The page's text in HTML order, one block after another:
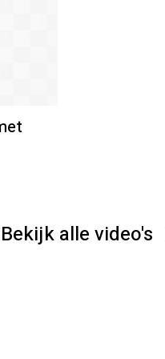
Bekijk alle video's